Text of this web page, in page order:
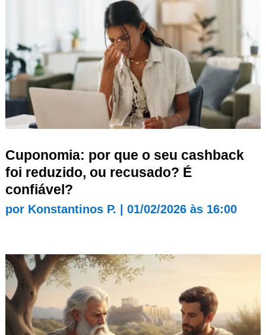
Cuponomia: por que o seu cashback
foi reduzido, ou recusado? É
confiável?
por Konstantinos P. 01/02/2026 às 16:00